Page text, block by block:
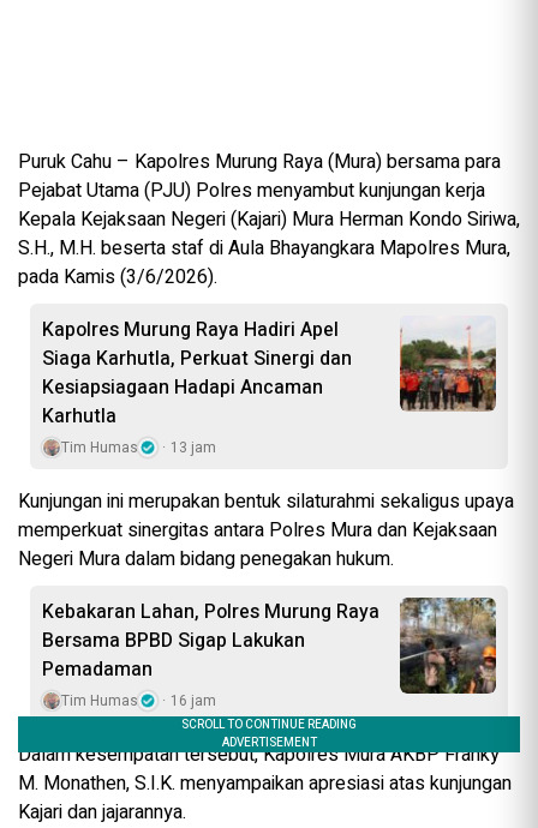
Puruk Cahu – Kapolres Murung Raya (Mura) bersama para
Pejabat Utama (PJU) Polres menyambut kunjungan kerja
Kepala Kejaksaan Negeri (Kajari) Mura Herman Kondo Siriwa,
S.H., M.H. beserta staf di Aula Bhayangkara Mapolres Mura,
pada Kamis (3/6/2026).
Kapolres Murung Raya Hadiri Apel
Siaga Karhutla, Perkuat Sinergi dan
Kesiapsiagaan Hadapi Ancaman
Karhutla
Tim Humas 13 jam
Kunjungan ini merupakan bentuk silaturahmi sekaligus upaya
memperkuat sinergitas antara Polres Mura dan Kejaksaan
Negeri Mura dalam bidang penegakan hukum.
Kebakaran Lahan, Polres Murung Raya
Bersama BPBD Sigap Lakukan
Pemadaman
Tim Humas 16 jam
Dalam kesempatan tersebut, Kapolres Mura AKBP Franky
M. Monathen, S.I.K. menyampaikan apresiasi atas kunjungan
Kajari dan jajarannya.